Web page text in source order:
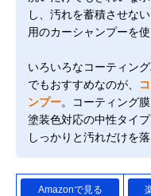
し、汚れを蓄積させな
用のカーシャンプーを
いろいろなコーティン
でもおすすめなのが、
ンプー。コーティング
塗装色対応の中性タイ
しっかりと汚れだけを落
Amazonで見る